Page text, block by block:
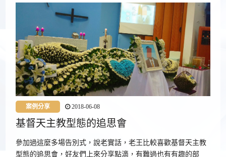
案例分享 2018-06-08
基督天主教型態的追思會
參加過這麼多場告別式，說老實話，老王比較喜歡基督天主教
型態的追思會，好友們上來分享點滴，有難過也有有趣的部